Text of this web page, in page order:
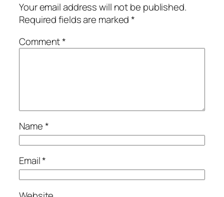
Your email address will not be published.
Required fields are marked*
Comment*
Name*
Email*